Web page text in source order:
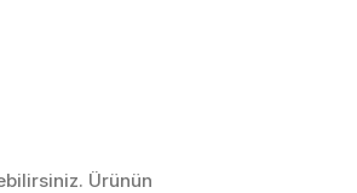
Ürünün